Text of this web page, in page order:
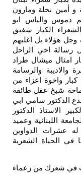
و أمين نخلة ومارون
دموس والياس ابو
الكبار شفيق
هؤلاء بل اغلبهم
رسالة اخي الراحل
امثال ميشال طراد
والرسامة
كبار واخوة اعزاء من
شيخ عقل طائفة
الدكتور سامي ابي
الاستاذ الدكتور
اللبنانية وعميد
عشرات الدواوين
في الحياة الشعرية
في شعرك من زعماء